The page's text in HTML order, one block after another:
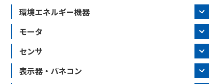
環境エネルギー機器
モータ
センサ
表示器・パネコン